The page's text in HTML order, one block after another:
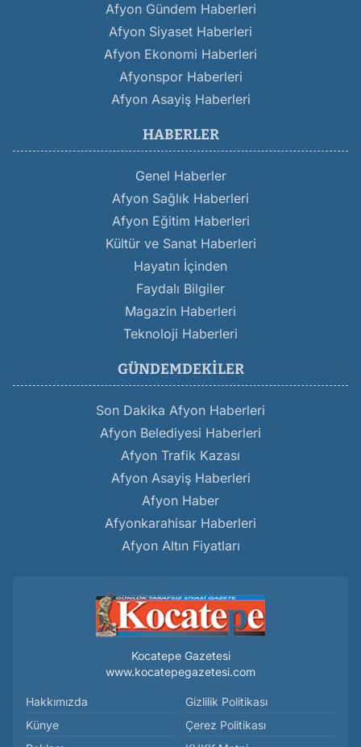
Afyon Gündem Haberleri
Afyon Siyaset Haberleri
Afyon Ekonomi Haberleri
Afyonspor Haberleri
Afyon Asayiş Haberleri
HABERLER
Genel Haberler
Afyon Sağlık Haberleri
Afyon Eğitim Haberleri
Kültür ve Sanat Haberleri
Hayatın İçinden
Faydalı Bilgiler
Magazin Haberleri
Teknoloji Haberleri
GÜNDEMDEKILER
Son Dakika Afyon Haberleri
Afyon Belediyesi Haberleri
Afyon Trafik Kazası
Afyon Asayiş Haberleri
Afyon Haber
Afyonkarahisar Haberleri
Afyon Altın Fiyatları
Kocatepe Gazetesi
www.kocatepegazetesi.com
Hakkımızda
Künye
Gizlilik Politikası
Çerez Politikası